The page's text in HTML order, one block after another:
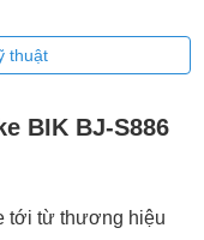
thuật
BIK BJ-S886
tới từ thương hiệu